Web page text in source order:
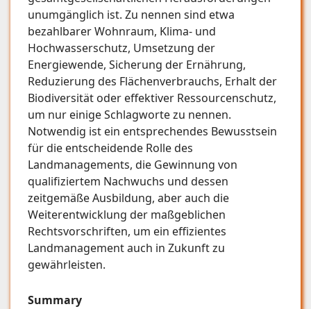
unumgänglich ist. Zu nennen sind etwa
bezahlbarer Wohnraum, Klima- und
Hochwasserschutz, Umsetzung der
Energiewende, Sicherung der Ernährung,
Reduzierung des Flächenverbrauchs, Erhalt der
Biodiversität oder effektiver Ressourcenschutz,
um nur einige Schlagworte zu nennen.
Notwendig ist ein entsprechendes Bewusstsein
für die entscheidende Rolle des
Landmanagements, die Gewinnung von
qualifiziertem Nachwuchs und dessen
zeitgemäße Ausbildung, aber auch die
Weiterentwicklung der maßgeblichen
Rechtsvorschriften, um ein effizientes
Landmanagement auch in Zukunft zu
gewährleisten.
Summary